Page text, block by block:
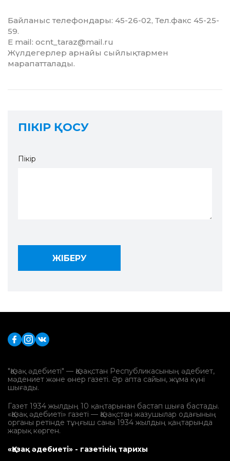
Байланыс телефондары: 45-26-02, Тел.факс 45-25-
59.
E mail: ocnt_taraz@mail.ru
Жүлдегерлер арнайы сыйлықтармен
марапатталады.
ПІКІР ҚОСУ
Пікір
"Қазақ әдебиеті" — Қазақстан Республикасының әдебиет,
мәдениет және өнер газеті. Әр апта сайын, жұма күні
шығады.
Газет 1934 жылдың 10 қаңтарынан бастап шыға бастады.
«Қазақ әдебиеті» газеті — Қазақстан жазушылар одағының
органы ретінде тұңғыш саны 1934 жылдың қаңтарында
жарық көрген.
«Қазақ әдебиеті» - газетінің тарихы